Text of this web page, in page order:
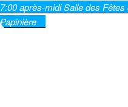
7:00 après-midiSalle des Fêtes
Papinière